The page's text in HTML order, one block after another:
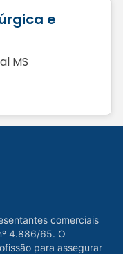
e
MS
comerciais
4.886/65. O
para assegurar